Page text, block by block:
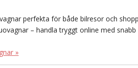
perfekta för både bilresor och
– handla tryggt online med snabb
»